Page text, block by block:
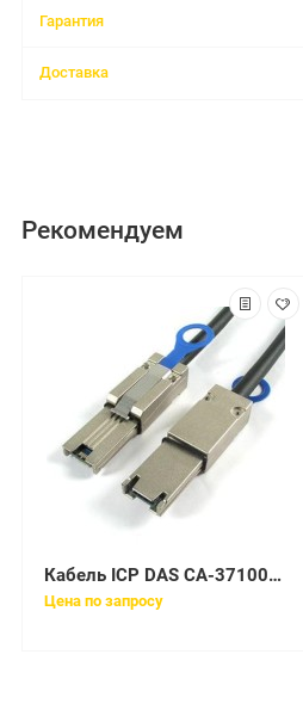
Гарантия
Доставка
Рекомендуем
Кабель ICP DAS CA-37100AM
Цена по запросу